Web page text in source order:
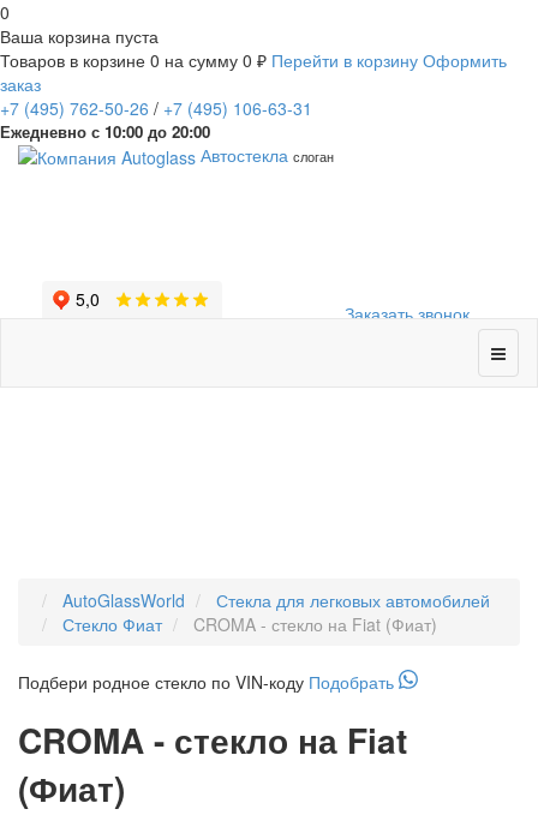
0
Ваша корзина пуста
Товаров в корзине 0 на сумму 0 ₽ Перейти в корзину Оформить
заказ
+7 (495) 762-50-26 / +7 (495) 106-63-31
Ежедневно с 10:00 до 20:00
Заказать звонок
Автостекла слоган
AutoGlassWorld
Стекла для легковых автомобилей
Стекло Фиат
CROMA - стекло на Fiat (Фиат)
Подбери родное стекло по VIN-коду Подобрать
CROMA - стекло на Fiat
(Фиат)